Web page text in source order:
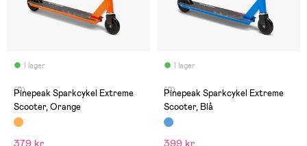
I lager
(0)
Pinepeak Sparkcykel Extreme
Scooter, Orange
379 kr
I lager
(0)
Pinepeak Sparkcykel Extreme
Scooter, Blå
399 kr